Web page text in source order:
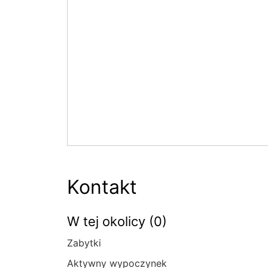
Kontakt
W tej okolicy (0)
Zabytki
Aktywny wypoczynek